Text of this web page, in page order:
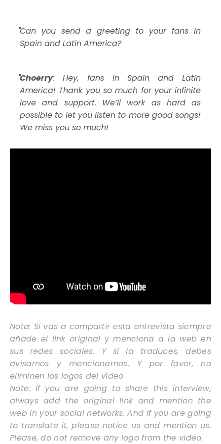
Can you send a greeting to your fans in
Spain and Latin America?
Choerry: Hey, fans in Spain and Latin
America! Thank you so much for your infinite
love and support. We’ll work as hard as
possible to let you listen to more good songs!
We miss you so much!
Nota: Si vas a compartir esta entrevista siempre
añade el link original y menciona a la web en
sus redes sociales. Y si la traduces, debes
avisarnos y mencionarnos. Y por favor, no
eliminen los logos del vídeo
Note: If you are going to share this interview,
always add the original link and mention the
web in your social networks. And If you are going
to translate it, please notice us and mention us.
Please, do not remove any logo from the video.